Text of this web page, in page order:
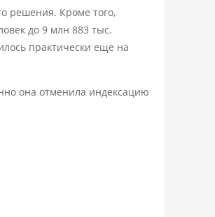
решения. Кроме того,
до 9 млн 883 тыс.
практически еще на
она отменила индексацию